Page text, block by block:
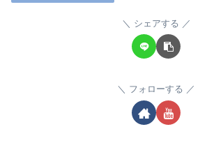
シェアする
フォローする